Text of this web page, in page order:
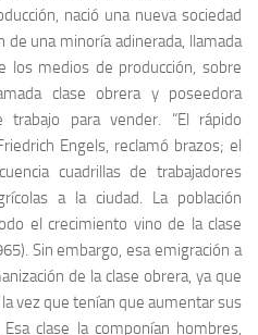
nació una nueva sociedad
una minoría adinerada, llamada
los medios de producción, sobre
clase obrera y poseedora
para vender. “El rápido
Engels, reclamó brazos; el
cuadrillas de trabajadores
a la ciudad. La población
el crecimiento vino de la clase
Sin embargo, esa emigración a
de la clase obrera, ya que
vez que tenían que aumentar sus
clase la componían hombres,